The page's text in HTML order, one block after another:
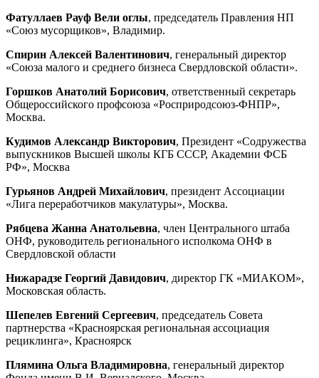
Фатуллаев Рауф Вели оглы, председатель Правления НП
«Союз мусорщиков», Владимир.
Спирин Алексей Валентинович, генеральный директор
«Союза малого и среднего бизнеса Свердловской области».
Горшков Анатолий Борисович, ответственный секретарь
Общероссийского профсоюза «Росприродсоюз-ФНПР»,
Москва.
Кудимов Александр Викторович, Президент «Содружества
выпускников Высшей школы КГБ СССР, Академии ФСБ
РФ», Москва
Гурьянов Андрей Михайлович, президент Ассоциации
«Лига переработчиков макулатуры», Москва.
Рябцева Жанна Анатольевна, член Центрального штаба
ОНФ, руководитель регионального исполкома ОНФ в
Свердловской области
Нижарадзе Георгий Давидович, директор ГК «МИАКОМ»,
Московская область.
Шепелев Евгений Сергеевич, председатель Совета
партнерства «Красноярская региональная ассоциация
рециклинга», Красноярск
Плямина Ольга Владимировна, генеральный директор